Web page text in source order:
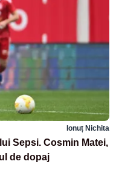
Ionuț Nichita
Sepsi. Cosmin Matei,
de dopaj